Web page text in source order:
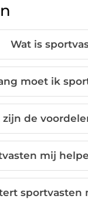
Wat is
moet ik
zijn de
mij
sportvasten